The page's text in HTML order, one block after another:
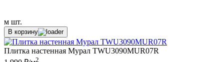
м шт.
В корзину
Плитка настенная Мурал TWU3090MUR07R
2